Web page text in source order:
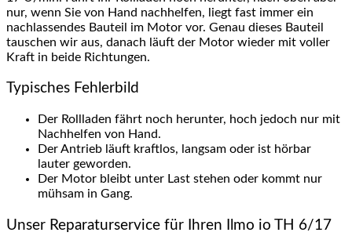
nur, wenn Sie von Hand nachhelfen, liegt fast immer ein
nachlassendes Bauteil im Motor vor. Genau dieses Bauteil
tauschen wir aus, danach läuft der Motor wieder mit voller
Kraft in beide Richtungen.
Typisches Fehlerbild
Der Rollladen fährt noch herunter, hoch jedoch nur mit
Nachhelfen von Hand.
Der Antrieb läuft kraftlos, langsam oder ist hörbar
lauter geworden.
Der Motor bleibt unter Last stehen oder kommt nur
mühsam in Gang.
Unser Reparaturservice für Ihren Ilmo io TH 6/17